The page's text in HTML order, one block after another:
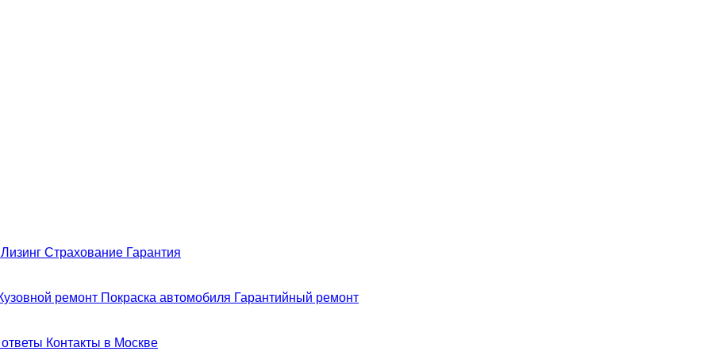
Лизинг Страхование Гарантия
ремонт Покраска автомобиля Гарантийный ремонт
Контакты в Москве